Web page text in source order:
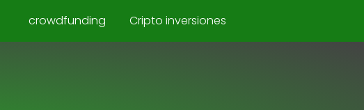
crowdfunding Cripto inversiones